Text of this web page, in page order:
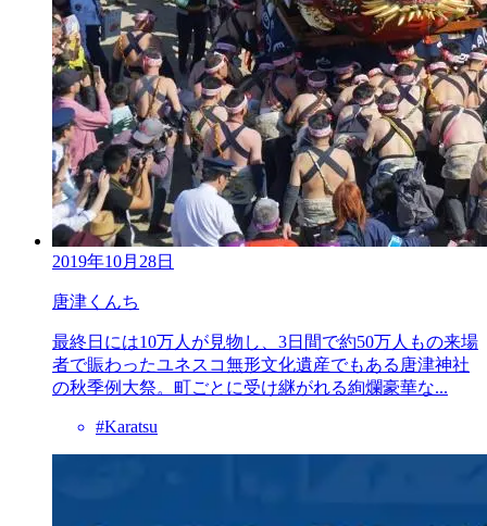
2019年10月28日
唐津くんち
最終日には10万人が見物し、3日間で約50万人もの来場
者で賑わったユネスコ無形文化遺産でもある唐津神社
の秋季例大祭。町ごとに受け継がれる絢爛豪華な...
#Karatsu